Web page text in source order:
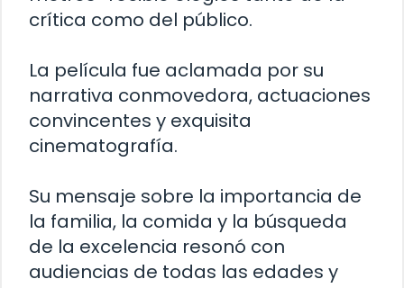
crítica como del público.
La película fue aclamada por su
narrativa conmovedora, actuaciones
convincentes y exquisita
cinematografía.
Su mensaje sobre la importancia de
la familia, la comida y la búsqueda
de la excelencia resonó con
audiencias de todas las edades y